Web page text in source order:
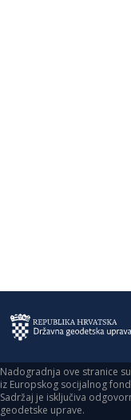
Nadogradnja ove stranice
iz Europskog socijalnog
Sadržaj je isključiva
geodetske uprave.